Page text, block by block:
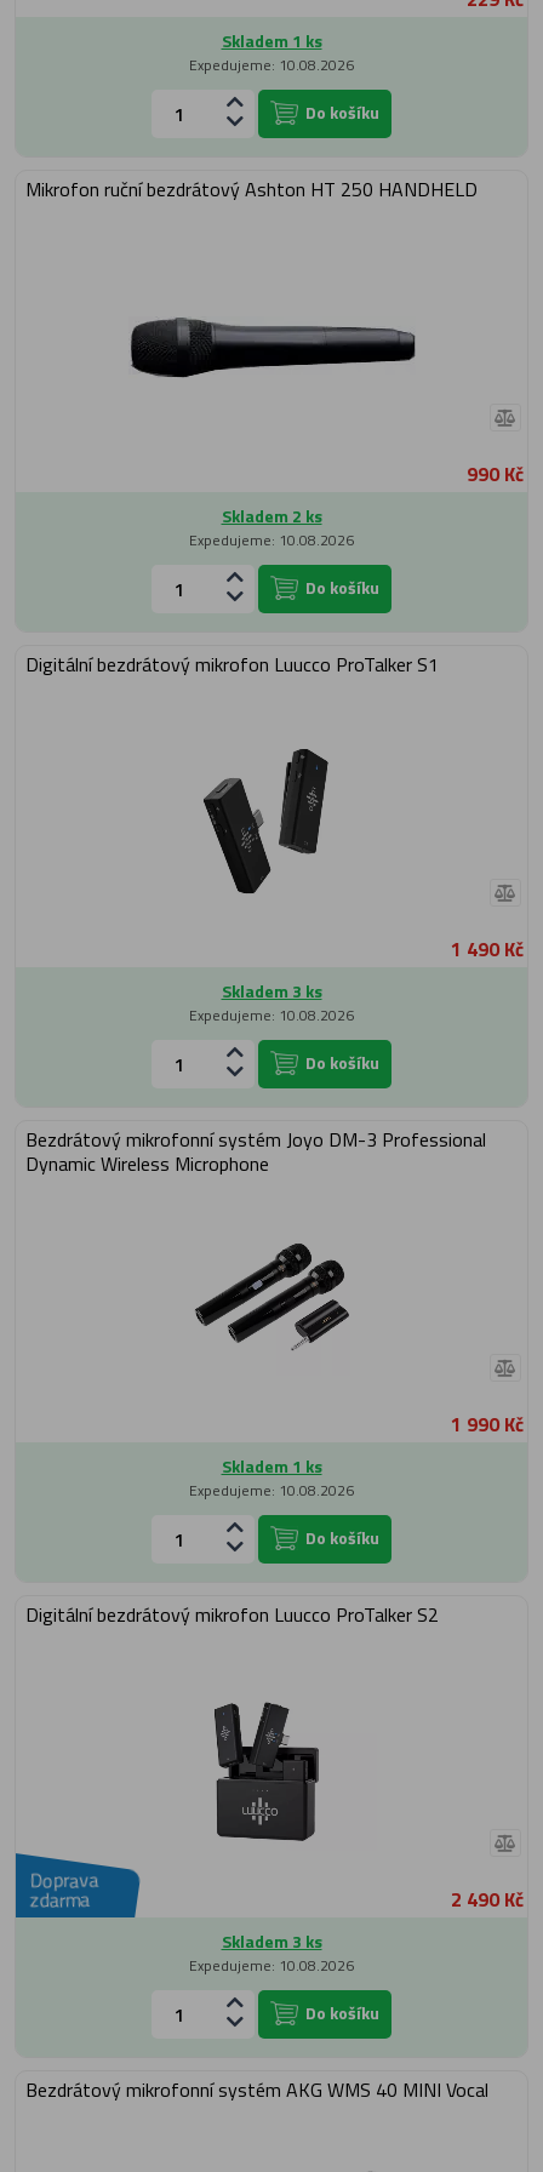
Skladem 1 ks
Expedujeme: 10.08.2026
Do košíku
Mikrofon ruční bezdrátový Ashton HT 250 HANDHELD
990 Kč
Skladem 2 ks
Expedujeme: 10.08.2026
Do košíku
Digitální bezdrátový mikrofon Luucco ProTalker S1
1 490 Kč
Skladem 3 ks
Expedujeme: 10.08.2026
Do košíku
Bezdrátový mikrofonní systém Joyo DM-3 Professional
Dynamic Wireless Microphone
1 990 Kč
Skladem 1 ks
Expedujeme: 10.08.2026
Do košíku
Digitální bezdrátový mikrofon Luucco ProTalker S2
Doprava
zdarma 2 490 Kč
Skladem 3 ks
Expedujeme: 10.08.2026
Do košíku
Bezdrátový mikrofonní systém AKG WMS 40 MINI Vocal